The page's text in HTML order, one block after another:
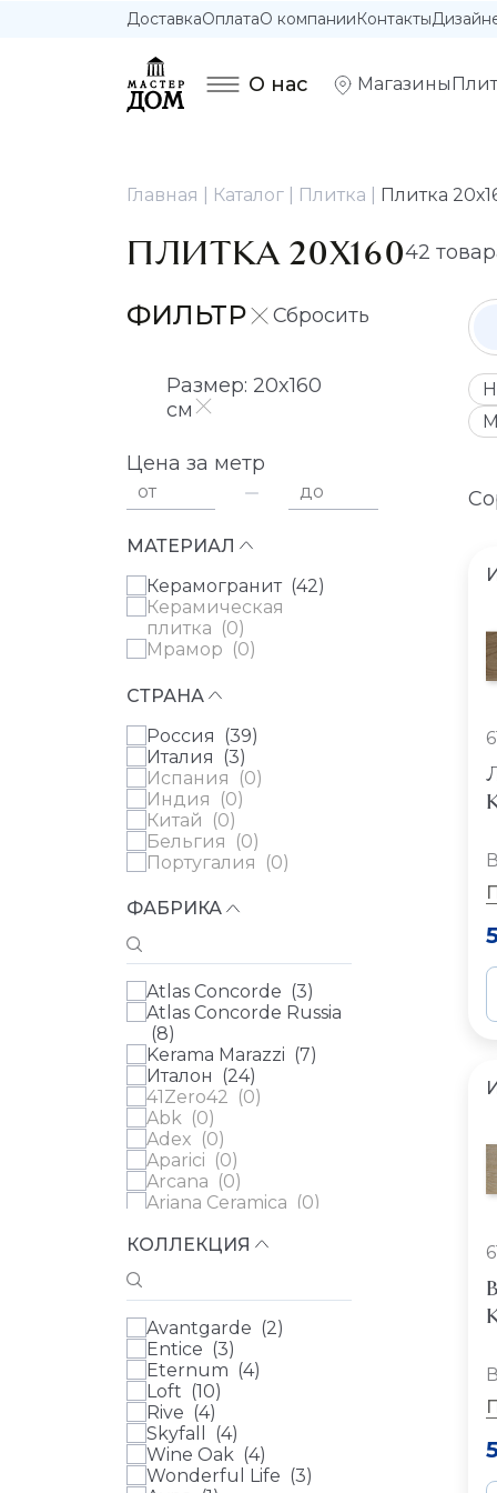
ДоставкаОплатаО компанииКонтакты
О нас Магазины
Главная Каталог Плитка Плитка
ПЛИТКА 20Х16042
ФИЛЬТР
Размер: 20x160
см
Цена за метр
от до
МАТЕРИАЛ
Керамогранит (42)
Керамическая
плитка (0)
Мрамор (0)
СТРАНА
Россия (39)
Италия (3)
Испания (0)
Индия (0)
Китай (0)
Бельгия (0)
Португалия (0)
ФАБРИКА
Atlas Concorde (3)
Atlas Concorde Russia
(8)
Kerama Marazzi (7)
Италон (24)
41Zero42 (0)
Abk (0)
Adex (0)
Aparici (0)
Arcana (0)
Ariana Ceramica (0)
Azulev ( 0 )
Ceramica Ribesalbes
(0)
Ceramica Vilar Albaro
(0)
Cerdomus (
Cifre (0 )
Cir (0 )
Колизеумгрэс
КОЛЛЕКЦИЯ
Avantgarde (2)
Entice (3)
Eternum (4)
Loft (10)
Rive (4)
Skyfall (4)
Wine Oak (4)
Wonderful Life (3)